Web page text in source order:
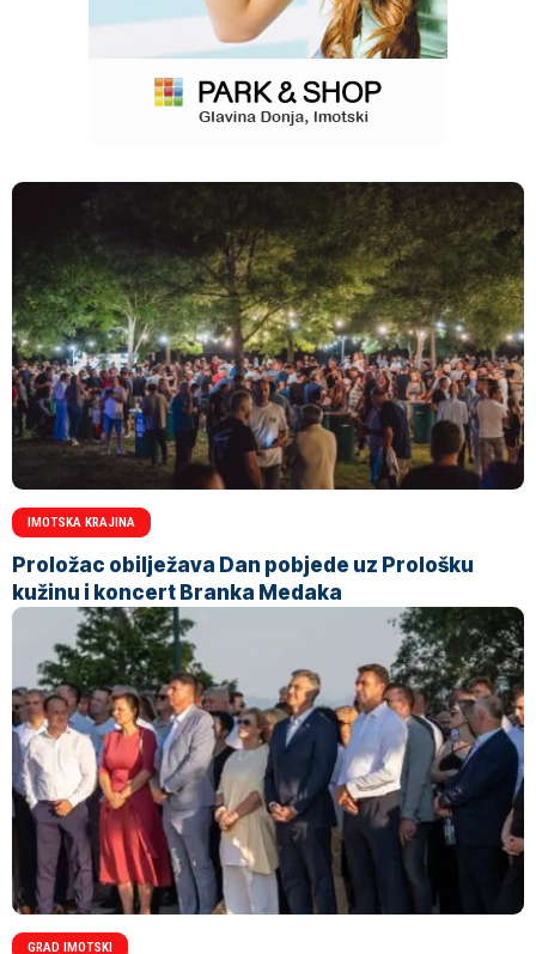
IMOTSKA KRAJINA
Proložac obilježava Dan pobjede uz Prološku
kužinu i koncert Branka Medaka
GRAD IMOTSKI